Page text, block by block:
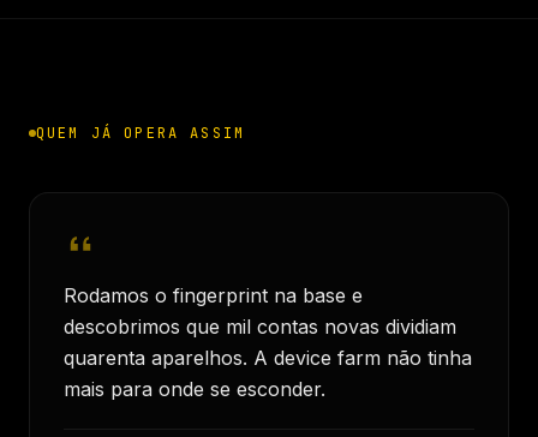
QUEM JÁ OPERA ASSIM
Rodamos o fingerprint na base e
descobrimos que mil contas novas dividiam
quarenta aparelhos. A device farm não tinha
mais para onde se esconder.